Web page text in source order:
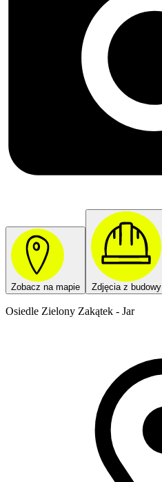
Zobacz na mapie Zdjęcia z budowy
Osiedle Zielony Zakątek - Jar